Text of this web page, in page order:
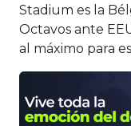
Stadium es la
Octavos ante
al máximo para